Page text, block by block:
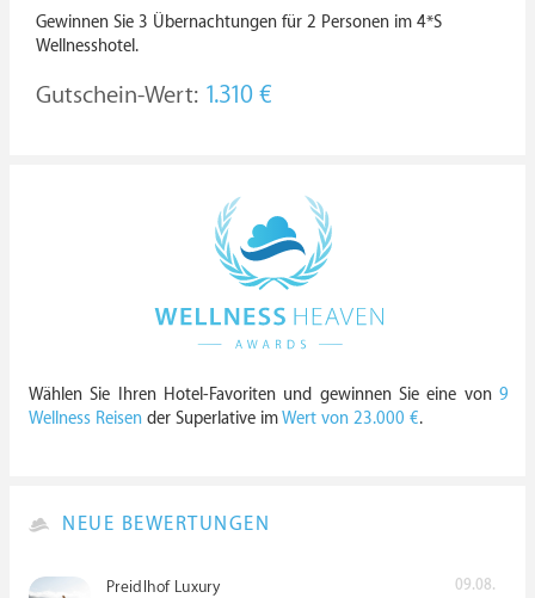
Gewinnen Sie 3 Übernachtungen für 2 Personen im 4*S
Wellnesshotel.
Gutschein-Wert: 1.310 €
Wählen Sie Ihren Hotel-Favoriten und gewinnen Sie eine von 9
Wellness Reisen der Superlative imWert von 23.000 €.
NEUE BEWERTUNGEN
Preidlhof Luxury
09.08.